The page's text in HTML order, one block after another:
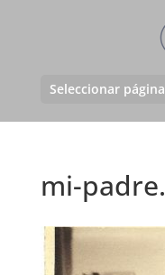
Seleccionar página
mi-padre.